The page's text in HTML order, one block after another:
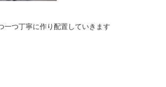
一つ丁寧に作り配置していきます